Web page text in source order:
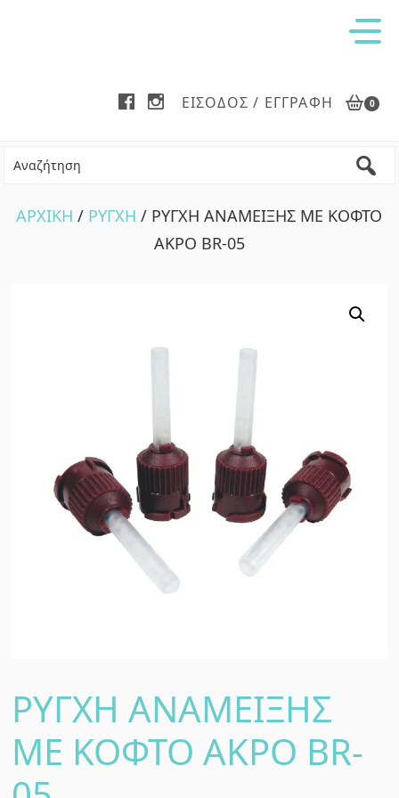
ΕΊΣΟΔΟΣ / ΕΓΓΡΑΦΉ 0
ΑΡΧΙΚΗ / ΡΥΓΧΗ / ΡΥΓΧΗ ΑΝΑΜΕΙΞΗΣ ΜΕ ΚΟΦΤΟ
ΑΚΡΟ BR-05
ΡΥΓΧΗ ΑΝΑΜΕΙΞΗΣ
ΜΕ ΚΟΦΤΟ ΑΚΡΟ BR-